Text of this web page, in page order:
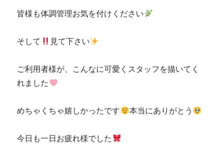
皆様も体調管理お気を付けください
そして 見て下さい
ご利用者様が、こんなに可愛くスタッフを描いてく
れました
めちゃくちゃ嬉しかったです 本当にありがとう
今日も一日お疲れ様でした